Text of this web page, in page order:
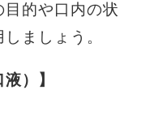
目的や口内の状
ましょう。
）】